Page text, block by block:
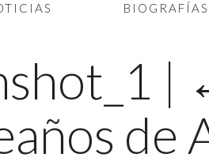
BIOGRAFÍAS
|
de